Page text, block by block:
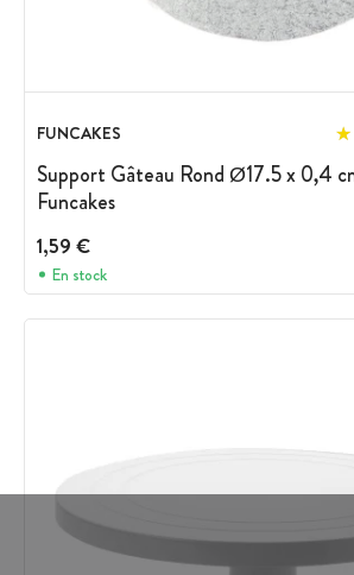
FUNCAKES
Support Gâteau Rond Ø17.5 x 0,4
Funcakes
1,59 €
En stock